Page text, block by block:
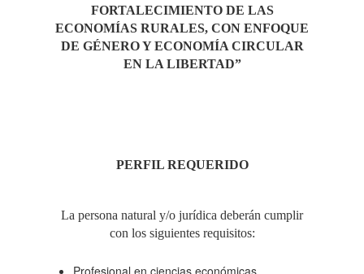
DE QUINUA Y
TARWI, PARA LAS
ASOCIATIVAS DE 4
PROVINCIAS EN LA
FORTALECIMIENTO DE LAS
ECONOMÍAS RURALES, CON ENFOQUE
DE GÉNERO Y ECONOMÍA CIRCULAR
EN LA LIBERTAD”
PERFIL REQUERIDO
La persona natural y/o jurídica deberán cumplir
con los siguientes requisitos:
Profesional en ciencias económicas,